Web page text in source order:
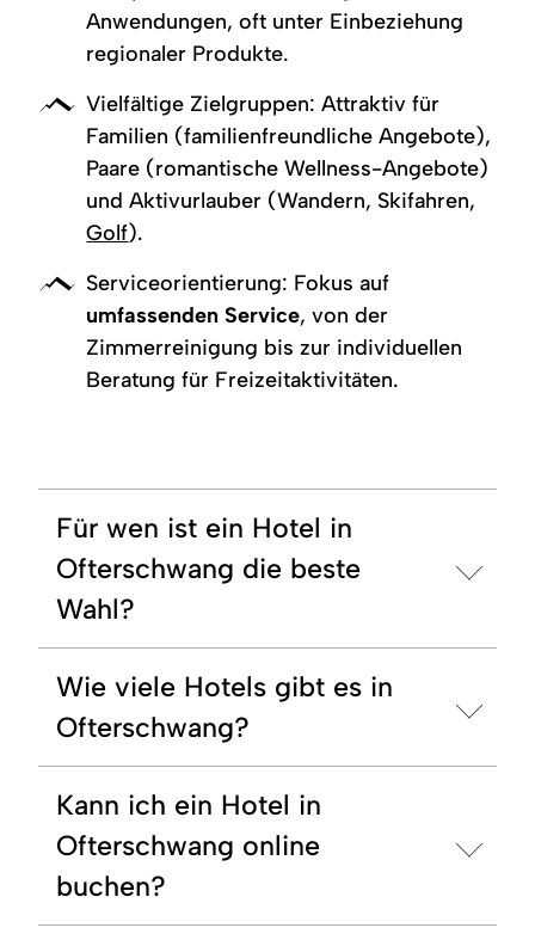
Anwendungen, oft unter Einbeziehung
regionaler Produkte.
Vielfältige Zielgruppen: Attraktiv für
Familien (familienfreundliche Angebote),
Paare (romantische Wellness-Angebote)
und Aktivurlauber (Wandern, Skifahren,
Golf).
Serviceorientierung: Fokus auf
umfassenden Service, von der
Zimmerreinigung bis zur individuellen
Beratung für Freizeitaktivitäten.
Für wen ist ein Hotel in
Ofterschwang die beste
Wahl?
Wie viele Hotels gibt es in
Ofterschwang?
Kann ich ein Hotel in
Ofterschwang online
buchen?